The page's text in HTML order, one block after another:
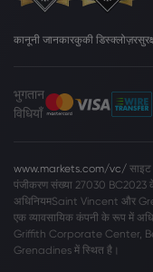
कानूनी जानकारकुकी डिस्क्लोज़र
भुगतान
विधियाँ
www.markets.com/vc/
पंजीकरण संख्या 27030 BC2023
अधिनियमSaint Vincent और
एक व्यावसायिक कंपनी के रूप में
Griffith Corporate Center,
Grenadines में स्थित है।